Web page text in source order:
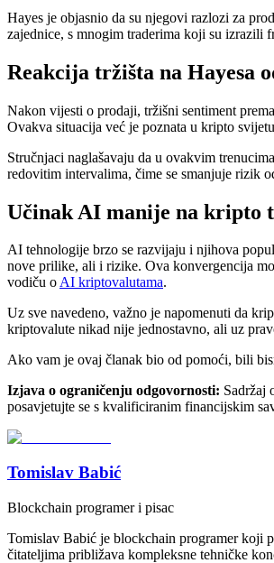
Hayes je objasnio da su njegovi razlozi za
zajednice, s mnogim traderima koji su izrazili
Reakcija tržišta na Hayesa
Nakon vijesti o prodaji, tržišni sentiment
Ovakva situacija već je poznata u kripto
Stručnjaci naglašavaju da u ovakvim
redovitim intervalima, čime se smanjuje rizik
Učinak AI manije na kripto
AI tehnologije brzo se razvijaju i njihova
nove prilike, ali i rizike. Ova konvergencija
vodiču oAI kriptovalutama.
Uz sve navedeno, važno je napomenuti da
kriptovalute nikad nije jednostavno, ali uz
Ako vam je ovaj članak bio od pomoći, bili
Izjava o ograničenju odgovornosti: Sadržaj
posavjetujte se s kvalificiranim financijskim
Tomislav Babić
Blockchain programer i pisac
Tomislav Babić je blockchain programer koji
čitateljima približava kompleksne tehničke